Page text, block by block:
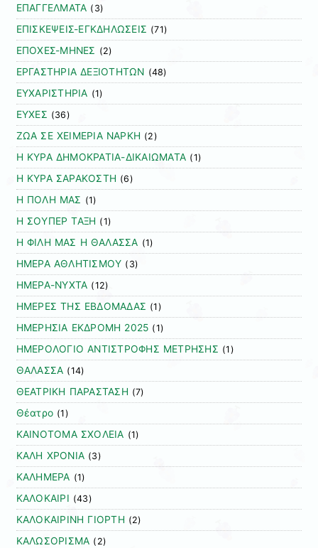
ΕΠΑΓΓΕΛΜΑΤΑ (3)
ΕΠΙΣΚΕΨΕΙΣ-ΕΓΚΔΗΛΩΣΕΙΣ (71)
ΕΠΟΧΕΣ-ΜΗΝΕΣ (2)
ΕΡΓΑΣΤΗΡΙΑ ΔΕΞΙΟΤΗΤΩΝ (48)
ΕΥΧΑΡΙΣΤΗΡΙΑ (1)
ΕΥΧΕΣ (36)
ΖΩΑ ΣΕ ΧΕΙΜΕΡΙΑ ΝΑΡΚΗ (2)
Η ΚΥΡΑ ΔΗΜΟΚΡΑΤΙΑ-ΔΙΚΑΙΩΜΑΤΑ (1)
Η ΚΥΡΑ ΣΑΡΑΚΟΣΤΗ (6)
Η ΠΟΛΗ ΜΑΣ (1)
Η ΣΟΥΠΕΡ ΤΑΞΗ (1)
Η ΦΙΛΗ ΜΑΣ Η ΘΑΛΑΣΣΑ (1)
ΗΜΕΡΑ ΑΘΛΗΤΙΣΜΟΥ (3)
ΗΜΕΡΑ-ΝΥΧΤΑ (12)
ΗΜΕΡΕΣ ΤΗΣ ΕΒΔΟΜΑΔΑΣ (1)
ΗΜΕΡΗΣΙΑ ΕΚΔΡΟΜΗ 2025 (1)
ΗΜΕΡΟΛΟΓΙΟ ΑΝΤΙΣΤΡΟΦΗΣ ΜΕΤΡΗΣΗΣ (1)
ΘΑΛΑΣΣΑ (14)
ΘΕΑΤΡΙΚΗ ΠΑΡΑΣΤΑΣΗ (7)
Θέατρο (1)
ΚΑΙΝΟΤΟΜΑ ΣΧΟΛΕΙΑ (1)
ΚΑΛΗ ΧΡΟΝΙΑ (3)
ΚΑΛΗΜΕΡΑ (1)
ΚΑΛΟΚΑΙΡΙ (43)
ΚΑΛΟΚΑΙΡΙΝΗ ΓΙΟΡΤΗ (2)
ΚΑΛΩΣΟΡΙΣΜΑ (2)